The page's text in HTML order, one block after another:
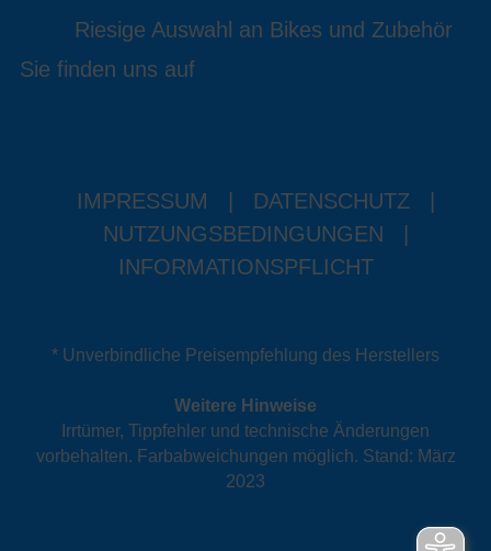
Riesige Auswahl an Bikes und Zubehör
Sie finden uns auf
IMPRESSUM DATENSCHUTZ
NUTZUNGSBEDINGUNGEN
INFORMATIONSPFLICHT
* Unverbindliche Preisempfehlung des Herstellers
Weitere Hinweise
Irrtümer, Tippfehler und technische Änderungen
vorbehalten. Farbabweichungen möglich. Stand: März
2023